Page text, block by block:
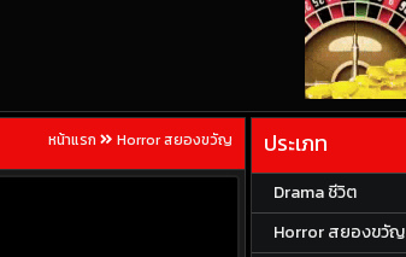
หน้าแรก Horror สยองขวัญ ประเภท
Drama ชีวิต
Horror สยองขวัญ